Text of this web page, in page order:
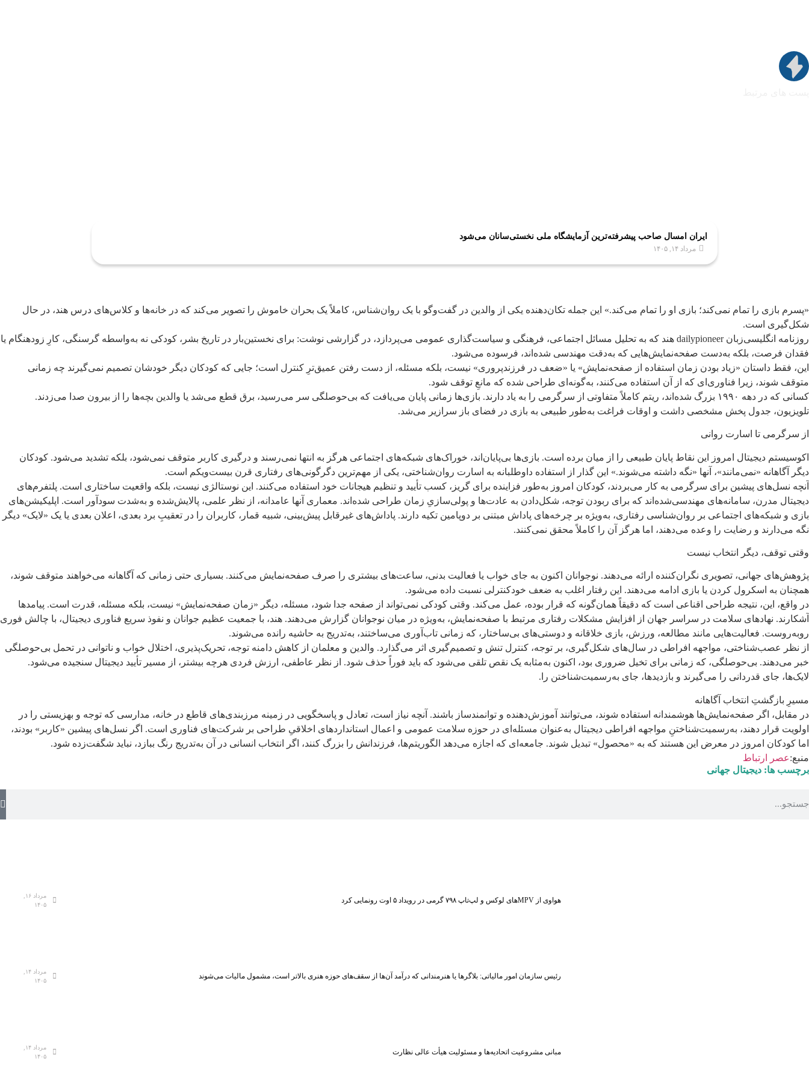
ایران امسال صاحب پیشرفته‌ترین آزمایشگاه ملی نخستی‌سانان می‌شود
مرداد ۱۴, ۱۴۰۵
«پسرم بازی را تمام نمی‌کند؛ بازی او را تمام می‌کند.» این جمله تکان‌دهنده یکی از والدین در گفت‌وگو با یک روان‌شناس، کاملاً یک بحران خاموش را تصویر می‌کند که در خانه‌ها و کلاس‌های درس هند، در حال
شکل‌گیری است.
روزنامه‌ انگلیسی‌زبان dailypioneer هند که به تحلیل مسائل اجتماعی، فرهنگی و سیاست‌گذاری عمومی می‌پردازد، در گزارشی نوشت: برای نخستین‌بار در تاریخ بشر، کودکی نه به‌واسطه گرسنگی، کارِ زودهنگام یا
فقدان فرصت، بلکه به‌دست صفحه‌نمایش‌هایی که به‌دقت مهندسی شده‌اند، فرسوده می‌شود.
این، فقط داستان «زیاد بودن زمان استفاده از صفحه‌نمایش» یا «ضعف در فرزندپروری» نیست، بلکه مسئله، از دست رفتن عمیق‌ترِ کنترل است؛ جایی که کودکان دیگر خودشان تصمیم نمی‌گیرند چه زمانی
متوقف شوند، زیرا فناوری‌ای که از آن استفاده می‌کنند، به‌گونه‌ای طراحی شده که مانعِ توقف شود.
کسانی که در دهه ۱۹۹۰ بزرگ شده‌اند، ریتم کاملاً متفاوتی از سرگرمی را به یاد دارند. بازی‌ها زمانی پایان می‌یافت که بی‌حوصلگی سر می‌رسید، برق قطع می‌شد یا والدین بچه‌ها را از بیرون صدا می‌زدند.
تلویزیون، جدول پخش مشخصی داشت و اوقات فراغت به‌طور طبیعی به بازی در فضای باز سرازیر می‌شد.
از سرگرمی تا اسارت روانی
اکوسیستم دیجیتال امروز این نقاط پایان طبیعی را از میان برده است. بازی‌ها بی‌پایان‌اند، خوراک‌های شبکه‌های اجتماعی هرگز به انتها نمی‌رسند و درگیری کاربر متوقف نمی‌شود، بلکه تشدید می‌شود. کودکان
دیگر آگاهانه «نمی‌مانند»، آنها «نگه داشته می‌شوند.» این گذار از استفاده داوطلبانه به اسارت روان‌شناختی، یکی از مهم‌ترین دگرگونی‌های رفتاری قرن بیست‌ویکم است.
آنچه نسل‌های پیشین برای سرگرمی به کار می‌بردند، کودکان امروز به‌طور فزاینده برای گریز، کسب تأیید و تنظیم هیجانات خود استفاده می‌کنند. این نوستالژی نیست، بلکه واقعیت ساختاری است. پلتفرم‌های
دیجیتال مدرن، سامانه‌های مهندسی‌شده‌اند که برای ربودن توجه، شکل‌دادن به عادت‌ها و پولی‌سازیِ زمان طراحی شده‌اند. معماری آنها عامدانه، از نظر علمی، پالایش‌شده و به‌شدت سودآور است. اپلیکیشن‌های
بازی و شبکه‌های اجتماعی بر روان‌شناسی رفتاری، به‌ویژه بر چرخه‌های پاداش مبتنی بر دوپامین تکیه دارند. پاداش‌های غیرقابل پیش‌بینی، شبیه قمار، کاربران را در تعقیبِ برد بعدی، اعلان بعدی یا یک «لایک» دیگر
نگه می‌دارند و رضایت را وعده می‌دهند، اما هرگز آن را کاملاً محقق نمی‌کنند.
وقتی توقف، دیگر انتخاب نیست
پژوهش‌های جهانی، تصویری نگران‌کننده ارائه می‌دهند. نوجوانان اکنون به‌ جای خواب یا فعالیت بدنی، ساعت‌های بیشتری را صرف صفحه‌نمایش می‌کنند. بسیاری حتی زمانی که آگاهانه می‌خواهند متوقف شوند،
همچنان به اسکرول‌ کردن یا بازی ادامه می‌دهند. این رفتار اغلب به ضعف خودکنترلی نسبت داده می‌شود.
در واقع، این، نتیجه طراحی اقناعی است که دقیقاً همان‌گونه که قرار بوده، عمل می‌کند. وقتی کودکی نمی‌تواند از صفحه جدا شود، مسئله، دیگر «زمان صفحه‌نمایش» نیست، بلکه مسئله، قدرت است. پیامدها
آشکارند. نهادهای سلامت در سراسر جهان از افزایش مشکلات رفتاری مرتبط با صفحه‌نمایش، به‌ویژه در میان نوجوانان گزارش می‌دهند. هند، با جمعیت عظیم جوانان و نفوذ سریع فناوری دیجیتال، با چالش فوری
روبه‌روست. فعالیت‌هایی مانند مطالعه، ورزش، بازی خلاقانه و دوستی‌های بی‌ساختار، که زمانی تاب‌آوری می‌ساختند، به‌تدریج به حاشیه رانده می‌شوند.
از نظر عصب‌شناختی، مواجهه افراطی در سال‌های شکل‌گیری، بر توجه، کنترل تنش و تصمیم‌گیری اثر می‌گذارد. والدین و معلمان از کاهش دامنه توجه، تحریک‌پذیری، اختلال خواب و ناتوانی در تحمل بی‌حوصلگی
خبر می‌دهند. بی‌حوصلگی، که زمانی برای تخیل ضروری بود، اکنون به‌مثابه یک نقص تلقی می‌شود که باید فوراً حذف شود. از نظر عاطفی، ارزش فردی هرچه بیشتر، از مسیر تأیید دیجیتال سنجیده می‌شود.
لایک‌ها، جای قدردانی را می‌گیرند و بازدیدها، جای به‌رسمیت‌شناختن را.
مسیرِ بازگشتِ انتخاب آگاهانه
در مقابل، اگر صفحه‌نمایش‌ها هوشمندانه استفاده شوند، می‌توانند آموزش‌دهنده و توانمندساز باشند. آنچه نیاز است، تعادل و پاسخگویی در زمینه مرزبندی‌های قاطع در خانه، مدارسی که توجه و بهزیستی را در
اولویت قرار دهند، به‌رسمیت‌شناختنِ مواجهه افراطی دیجیتال به‌عنوان مسئله‌ای در حوزه سلامت عمومی و اعمال استانداردهای اخلاقیِ طراحی بر شرکت‌های فناوری است. اگر نسل‌های پیشین «کاربر» بودند،
اما کودکان امروز در معرض این هستند که به «محصول» تبدیل شوند. جامعه‌ای که اجازه می‌دهد الگوریتم‌ها، فرزندانش را بزرگ کنند، اگر انتخاب انسانی در آن به‌تدریج رنگ ببازد، نباید شگفت‌زده شود.
منبع:عصر ارتباط
برچسب ها: دیجیتال جهانی
هواوی از MPVهای لوکس و لپ‌تاپ ۷۹۸ گرمی در رویداد ۵ اوت رونمایی کرد
۱۴۰۵
رئیس سازمان امور مالیاتی: بلاگر‌ها یا هنرمندانی که درآمد آن‌ها از سقف‌های حوزه هنری بالاتر است، مشمول مالیات می‌شوند
۱۴۰۵
مبانی مشروعیت اتحادیه‌ها و مسئولیت هیأت عالی نظارت
۱۴۰۵